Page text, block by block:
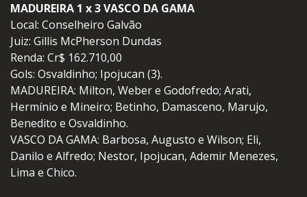
MADUREIRA 1 x 3 VASCO DA GAMA
Local: Conselheiro Galvão
Juiz: Gillis McPherson Dundas
Renda: Cr$ 162.710,00
Gols: Osvaldinho; Ipojucan (3).
MADUREIRA: Milton, Weber e Godofredo; Arati,
Hermínio e Mineiro; Betinho, Damasceno, Marujo,
Benedito e Osvaldinho.
VASCO DA GAMA: Barbosa, Augusto e Wilson; Eli,
Danilo e Alfredo; Nestor, Ipojucan, Ademir Menezes,
Lima e Chico.